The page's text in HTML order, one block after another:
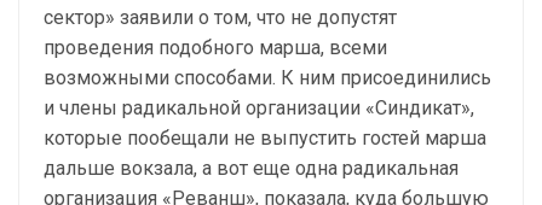
сектор» заявили о том, что не допустят
проведения подобного марша, всеми
возможными способами. К ним присоединились
и члены радикальной организации «Синдикат»,
которые пообещали не выпустить гостей марша
дальше вокзала, а вот еще одна радикальная
организация «Реванш», показала, куда большую